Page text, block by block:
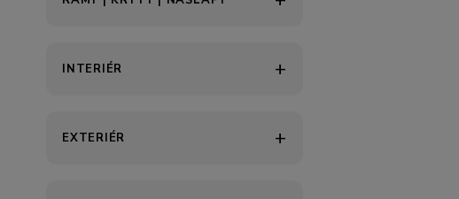
INTERIÉR
EXTERIÉR